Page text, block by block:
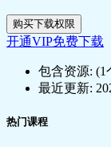
🎵 47
📄 47
📄
🎵
📄
购买下载权限
开通VIP免费下载
包含资源: (1
最近更新:
热门课程